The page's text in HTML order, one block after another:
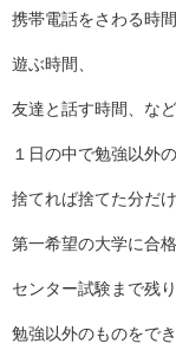
携帯電話をさわる時間
遊ぶ時間、
友達と話す時間、など
１日の中で勉強以外
捨てれば捨てた分だ
第一希望の大学に合
センター試験まで残り
勉強以外のものをで